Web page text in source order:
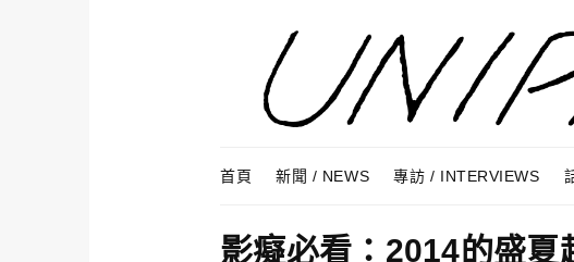
Menu
首頁
新聞 / NEWS 專訪 / INTERVIEWS
影癡必看：2014的盛夏